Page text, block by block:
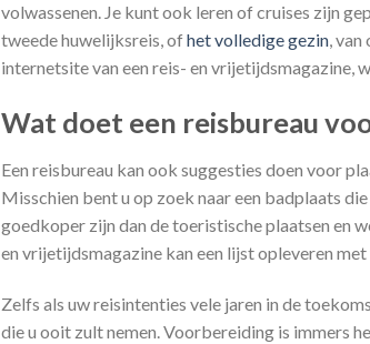
volwassenen. Je kunt ook leren of cruises zijn
tweede huwelijksreis, ofhet volledige gezin, van
internetsite van een reis- en vrijetijdsmagazine,
Wat doet een reisbureau
Een reisbureau kan ook suggesties doen voor
Misschien bent u op zoek naar een badplaats
goedkoper zijn dan de toeristische plaatsen en
en vrijetijdsmagazine kan een lijst opleveren
Zelfs als uw reisintenties vele jaren in de
die u ooit zult nemen. Voorbereiding is immers